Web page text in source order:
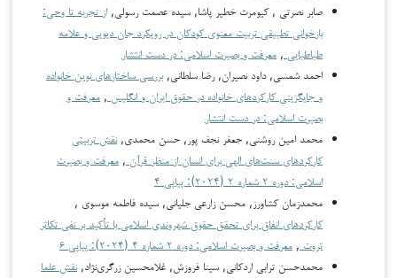
صابر نصرتی , کیومرث خطیر پاشا, سیده عصمت رسولی, از تجربه تا وحی:
بازخوانی تطبیقی تربیت معنوی کودکان در رویکرد جان دیویی و علامه
طباطبایی , معرفت و بصیرت اسلامی: در دست انتشار
احمد شمسی, داود نصیران, رضا سلطانی,بررسی ساختارهای نوین خانواده
و جایگزینی کارکردهای خانواده در حقوق ایران و انگلیس , معرفت و
بصیرت اسلامی: در دست انتشار
محمد امین روشنی, جعفر نجف پور, حسن محمدی,نقش تربیتی
کارکردهای سنت‌های الهی برای انسان از منظر قرآن , معرفت و بصیرت
اسلامی: دوره ۲ شماره ۲ (۲۰۲۴): پیاپی ۴
محمدزمان کشاورز, محسن زارعی جلیانی, سیده فاطمه موسوی ,
کارکردهای انفاق برای تحقق حقوق شهروندی اسلامی با تأکید بر نفی تکاثر
ثروت , معرفت و بصیرت اسلامی: دوره ۲ شماره ۴ (۲۰۲۴): پیاپی ۶
محمدحسن ترابی اردکانی, سینا فروزش, غلامحسین زرگری‌نژاد,نقش علما